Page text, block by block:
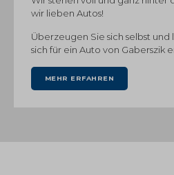
wir lieben Autos!
Überzeugen Sie sich selbst und
sich für ein Auto von Gaberszik
MEHR ERFAHREN